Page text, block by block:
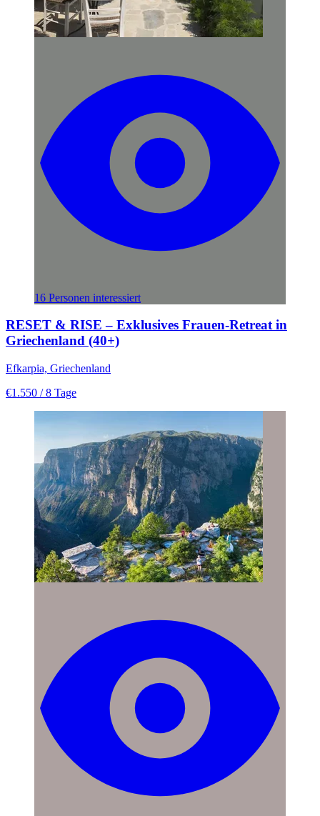
16 Personen interessiert
RESET & RISE – Exklusives Frauen‑Retreat in
Griechenland (40+)
Efkarpia, Griechenland
€1.550 / 8 Tage